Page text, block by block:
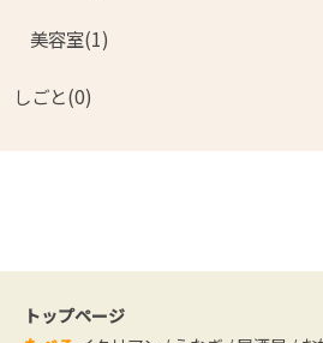
美容室(1)
しごと(0)
トップページ